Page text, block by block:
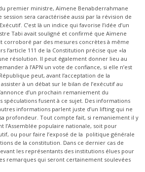
premier ministre, Aïmene Benabderrahmane
sera caractérisée aussi par la révision de
C’est là un indice qui favorise l’idée d’un
Tabi avait souligné et confirmé que Aïmene
corroboré par des mesures concrètes à même
l’article 111 de la Constitution précise que «la
résolution. Il peut également donner lieu au
à l’APN un vote de confiance, si elle n’est
peut, avant l’acceptation de la
à un débat sur le bilan de l’exécutif au
d’un prochain remaniement du
fusent à ce sujet. Des informations
informations parlent juste d’un lifting qui ne
profondeur. Tout compte fait, si remaniement il y
l’Assemblée populaire nationale, soit pour
ou pour faire l’exposé de la politique générale
de la constitution. Dans ce dernier cas de
les représentants des institutions élues pour
remarques qui seront certainement soulevées